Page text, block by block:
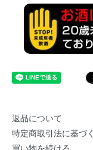
返品について
特定商取引法に基づ